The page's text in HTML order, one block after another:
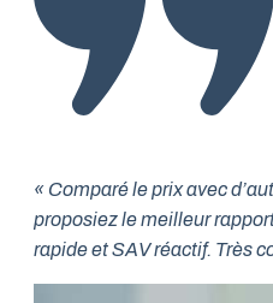
« Comparé le prix avec
proposiez le meilleur
rapide et SAV réactif. Très